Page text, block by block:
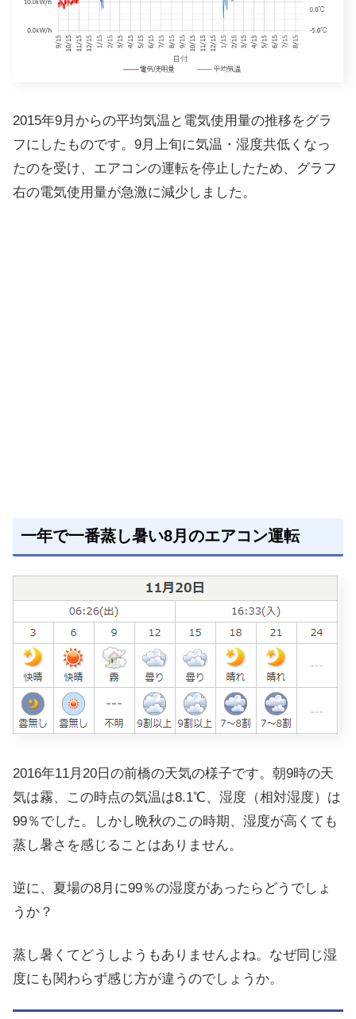
2015年9月からの平均気温と電気使用量の推移をグラ
フにしたものです。9月上旬に気温・湿度共低くなっ
たのを受け、エアコンの運転を停止したため、グラフ
右の電気使用量が急激に減少しました。
一年で一番蒸し暑い8月のエアコン運転
2016年11月20日の前橋の天気の様子です。朝9時の天
気は霧、この時点の気温は8.1℃、湿度（相対湿度）は
99％でした。しかし晩秋のこの時期、湿度が高くても
蒸し暑さを感じることはありません。
逆に、夏場の8月に99％の湿度があったらどうでしょ
うか？
蒸し暑くてどうしようもありませんよね。なぜ同じ湿
度にも関わらず感じ方が違うのでしょうか。